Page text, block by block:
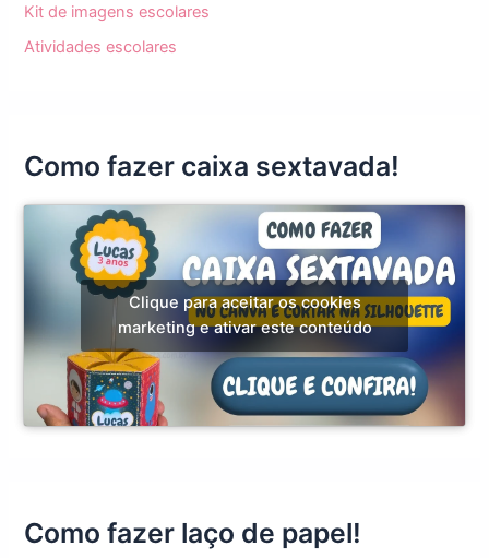
Kit de imagens escolares
Atividades escolares
Como fazer caixa sextavada!
Clique para aceitar os cookies
marketing e ativar este conteúdo
Como fazer laço de papel!